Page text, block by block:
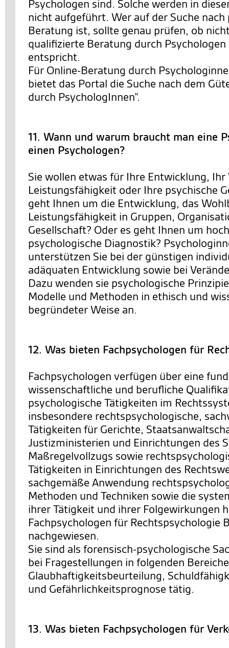
Psychologen sind. Solche werden in
nicht aufgeführt. Wer auf der Suche
Beratung ist, sollte genau prüfen, ob
qualifizierte Beratung durch
entspricht.
Für Online-Beratung durch
bietet das Portal die Suche nach dem
durch PsychologInnen”.
11. Wann und warum braucht man eine
einen Psychologen?
Sie wollen etwas für Ihre Entwicklung,
Leistungsfähigkeit oder Ihre psychische
geht Ihnen um die Entwicklung, das
Leistungsfähigkeit in Gruppen,
Gesellschaft? Oder es geht Ihnen um
psychologische Diagnostik?
unterstützen Sie bei der günstigen
adäquaten Entwicklung sowie bei
Dazu wenden sie psychologische
Modelle und Methoden in ethisch und
begründeter Weise an.
12. Was bieten Fachpsychologen für
Fachpsychologen verfügen über eine
wissenschaftliche und berufliche
psychologische Tätigkeiten im
insbesondere rechtspsychologische,
Tätigkeiten für Gerichte,
Justizministerien und Einrichtungen des
Maßregelvollzugs sowie
Tätigkeiten in Einrichtungen des
sachgemäße Anwendung
Methoden und Techniken sowie die
ihrer Tätigkeit und ihrer Folgewirkungen
Fachpsychologen für Rechtspsychologie
nachgewiesen.
Sie sind als forensisch-psychologische
bei Fragestellungen in folgenden
Glaubhaftigkeitsbeurteilung,
und Gefährlichkeitsprognose tätig.
13. Was bieten Fachpsychologen für